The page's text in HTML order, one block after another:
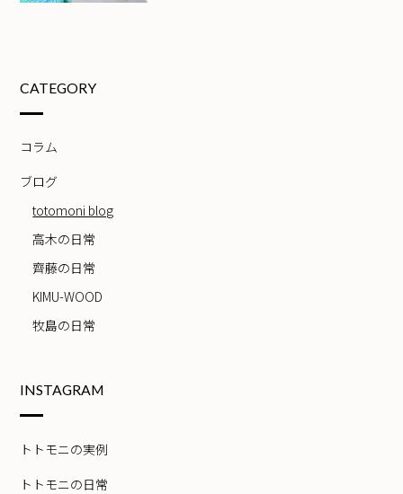
CATEGORY
コラム
ブログ
totomoni blog
高木の日常
齊藤の日常
KIMU-WOOD
牧島の日常
INSTAGRAM
トトモニの実例
トトモニの日常